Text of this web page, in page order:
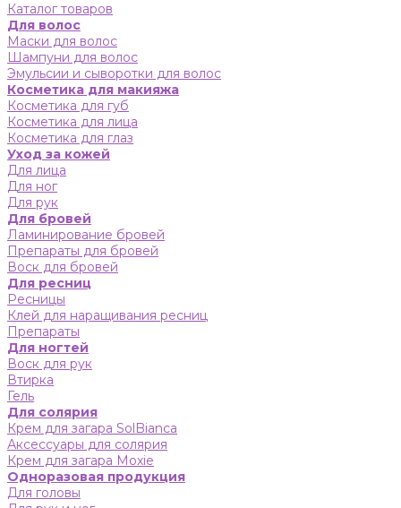
Каталог товаров
Для волос
Маски для волос
Шампуни для волос
Эмульсии и сыворотки для волос
Косметика для макияжа
Косметика для губ
Косметика для лица
Косметика для глаз
Уход за кожей
Для лица
Для ног
Для рук
Для бровей
Ламинирование бровей
Препараты для бровей
Воск для бровей
Для ресниц
Ресницы
Клей для наращивания ресниц
Препараты
Для ногтей
Воск для рук
Втирка
Гель
Для солярия
Крем для загара SolBianca
Аксессуары для солярия
Крем для загара Moxie
Одноразовая продукция
Для головы